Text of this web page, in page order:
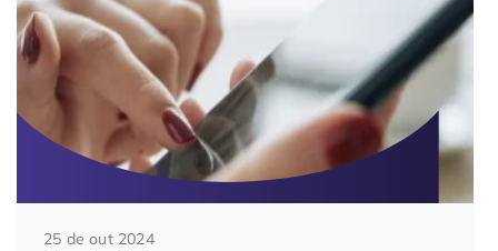
Automação de Processos
Educação Corporativa
Gerenciamento de NF-e
Adequação à LGPD
Hospitais e Clínicas
Instituições de Ensino
Departamento Pessoal
Departamento Financeiro
Cases de Sucesso
Nossas Unidades
Blog
Trabalhe Conosco
O QUE NOS DIFERENCIA?
25 de out 2024